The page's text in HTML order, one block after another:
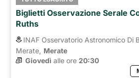
Biglietti Osservazione Serale
Ruths
INAF Osservatorio Astronomico Di
Merate, Merate
Giovedì alle ore 20:30